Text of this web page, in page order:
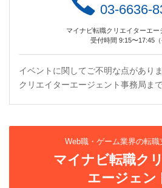
03-6636-
マイナビ転職クリエイターエー
受付時間 9:15〜17:45（
イベントに関してご不明な点があり
クリエイターエージェント事務局ま
Web職・ゲーム業界の転職
マイナビ転職ク
エージェン